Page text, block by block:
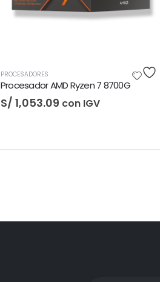
PROCESADORES
Procesador AMD Ryzen 7 8700G
S/ 1,053.09 con IGV